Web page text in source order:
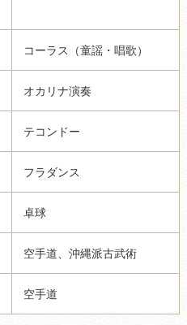
コーラス（童謡・唱歌）
オカリナ演奏
テコンドー
フラダンス
卓球
空手道、沖縄派古武術
空手道